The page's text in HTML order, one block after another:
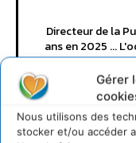
Gérer
Nous utilisons des
stocker et/ou accéder
Directeur de la
ans en 2025 ...
d'un nouveau
d'intérêt général,
et partager les
proposition de
au service